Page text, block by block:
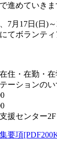
進めていきま
7月17日(日)
てボランテ
住・在勤・
ーションの
援センター2F
要項